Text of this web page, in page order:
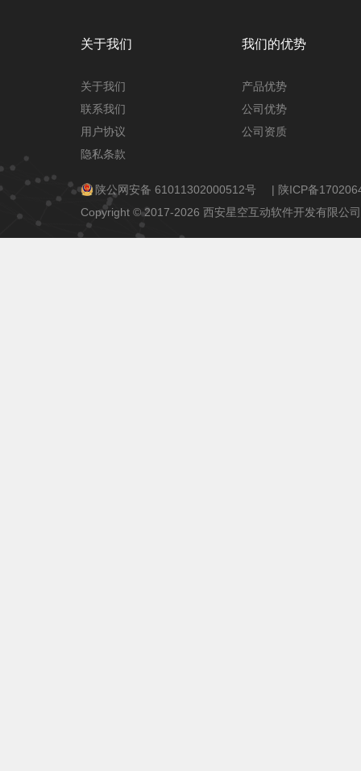
关于我们
关于我们
联系我们
用户协议
隐私条款
我们的优势
产品优势
公司优势
公司资质
陕公网安备 61011302000512号 | 陕ICP备
Copyright © 2017-2026 西安星空互动软件开发有限公